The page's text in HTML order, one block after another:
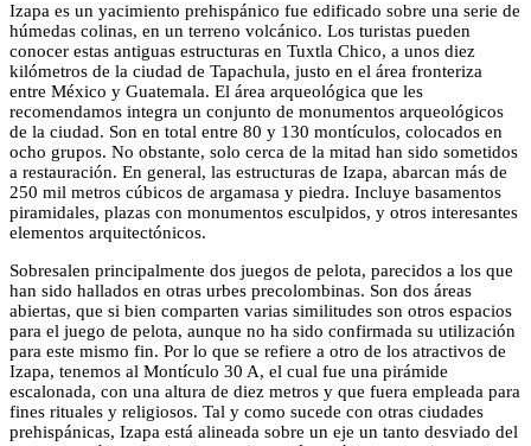
Izapa es un yacimiento prehispánico fue edificado sobre una serie de
húmedas colinas, en un terreno volcánico. Los turistas pueden
conocer estas antiguas estructuras en Tuxtla Chico, a unos diez
kilómetros de la ciudad de Tapachula, justo en el área fronteriza
entre México y Guatemala. El área arqueológica que les
recomendamos integra un conjunto de monumentos arqueológicos
de la ciudad. Son en total entre 80 y 130 montículos, colocados en
ocho grupos. No obstante, solo cerca de la mitad han sido sometidos
a restauración. En general, las estructuras de Izapa, abarcan más de
250 mil metros cúbicos de argamasa y piedra. Incluye basamentos
piramidales, plazas con monumentos esculpidos, y otros interesantes
elementos arquitectónicos.
Sobresalen principalmente dos juegos de pelota, parecidos a los que
han sido hallados en otras urbes precolombinas. Son dos áreas
abiertas, que si bien comparten varias similitudes son otros espacios
para el juego de pelota, aunque no ha sido confirmada su utilización
para este mismo fin. Por lo que se refiere a otro de los atractivos de
Izapa, tenemos al Montículo 30 A, el cual fue una pirámide
escalonada, con una altura de diez metros y que fuera empleada para
fines rituales y religiosos. Tal y como sucede con otras ciudades
prehispánicas, Izapa está alineada sobre un eje un tanto desviado del